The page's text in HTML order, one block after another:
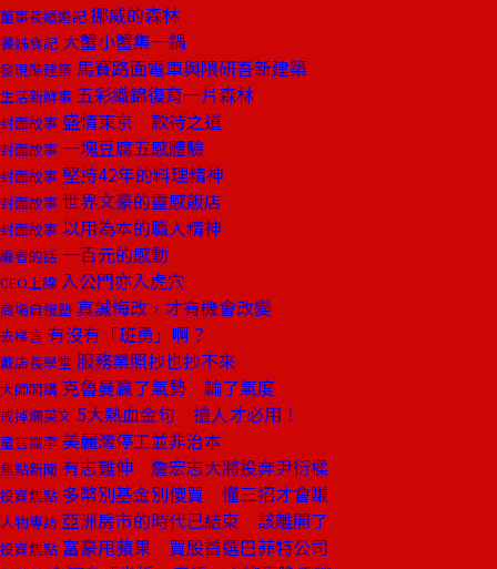
董事長嬉遊記 挪威的森林
饕姊食記 大蟹小蟹集一鍋
發現酷建築 馬賽路面電車與隈研吾新建築
生活新鮮事 五彩織錦復育一片森林
封面故事 盛情東京 款待之道
封面故事 一塊豆腐五感體驗
封面故事 堅持42年的料理精神
封面故事 世界文豪的靈感飯店
封面故事 以用為本的職人精神
編者的話 一百元的感動
CEO上線 入公門亦入虎穴
商場自慢塾 真誠悔改，才有機會改變
去梯言 有沒有「班勇」啊？
戴店長學堂 服務業照抄也抄不來
大師開講 克魯曼贏了氣勢 輸了氣度
戒掉爛英文 5大熱血金句 搶人才必用！
童言識李 美麗灣停工並非治本
焦點新聞 有志難伸 詹宏志大將投奔尹衍樑
投資焦點 多幣別基金別傻買 懂三招才會賺
人物專訪 亞洲房市的時代已結束 該離開了
投資焦點 富豪甩蘋果 買股首選巴菲特公司